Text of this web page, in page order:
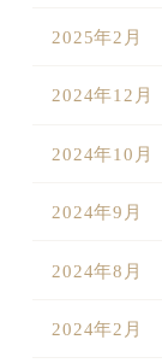
2025年2月
2024年12月
2024年10月
2024年9月
2024年8月
2024年2月